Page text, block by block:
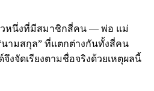
หนึ่งที่มีสมาชิกสี่คน — พ่อ แม่
ามสกุล” ที่แตกต่างกันทั้งสี่คน
จัดเรียงตามชื่อจริงด้วยเหตุผลนี้